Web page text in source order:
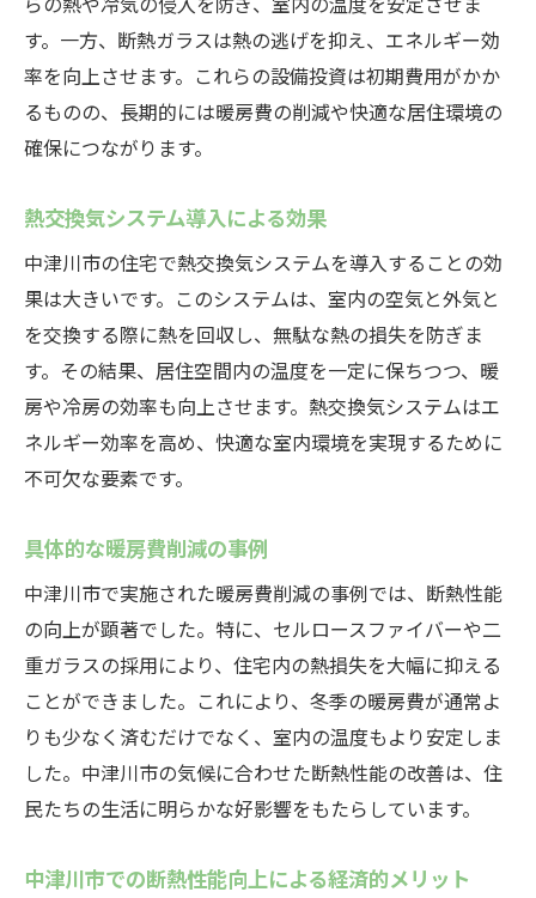
す。一方、断熱ガラスは熱の逃げを抑え、エネルギー効
率を向上させます。これらの設備投資は初期費用がかか
るものの、長期的には暖房費の削減や快適な居住環境の
確保につながります。
熱交換気システム導入による効果
中津川市の住宅で熱交換気システムを導入することの効
果は大きいです。このシステムは、室内の空気と外気と
を交換する際に熱を回収し、無駄な熱の損失を防ぎま
す。その結果、居住空間内の温度を一定に保ちつつ、暖
房や冷房の効率も向上させます。熱交換気システムはエ
ネルギー効率を高め、快適な室内環境を実現するために
不可欠な要素です。
具体的な暖房費削減の事例
中津川市で実施された暖房費削減の事例では、断熱性能
の向上が顕著でした。特に、セルロースファイバーや二
重ガラスの採用により、住宅内の熱損失を大幅に抑える
ことができました。これにより、冬季の暖房費が通常よ
りも少なく済むだけでなく、室内の温度もより安定しま
した。中津川市の気候に合わせた断熱性能の改善は、住
民たちの生活に明らかな好影響をもたらしています。
中津川市での断熱性能向上による経済的メリット